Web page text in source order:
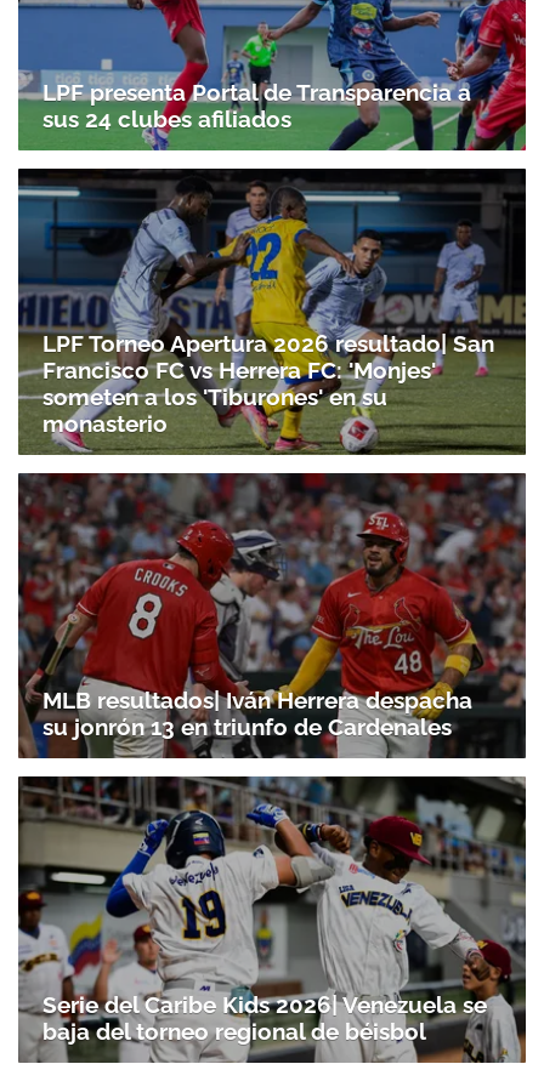
LPF presenta Portal de Transparencia a
sus 24 clubes afiliados
LPF Torneo Apertura 2026 resultado| San
Francisco FC vs Herrera FC: 'Monjes'
someten a los 'Tiburones' en su
monasterio
MLB resultados| Iván Herrera despacha
su jonrón 13 en triunfo de Cardenales
Serie del Caribe Kids 2026| Venezuela se
baja del torneo regional de béisbol